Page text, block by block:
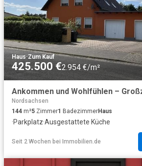
Haus·Zum Kauf
425.500 €2.954 €/m²
Nordsachsen
144 m²5 Zimmer1 BadezimmerHaus
·Parkplatz·Ausgestattete Küche
Seit 2 Wochen bei Immobilien.de